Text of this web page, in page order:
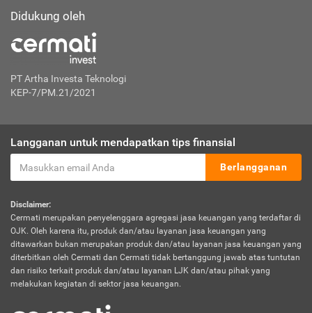
Didukung oleh
PT Artha Investa Teknologi
KEP-7/PM.21/2021
Langganan untuk mendapatkan tips finansial
Berlangganan
Disclaimer:
Cermati merupakan penyelenggara agregasi jasa keuangan yang terdaftar di
OJK. Oleh karena itu, produk dan/atau layanan jasa keuangan yang
ditawarkan bukan merupakan produk dan/atau layanan jasa keuangan yang
diterbitkan oleh Cermati dan Cermati tidak bertanggung jawab atas tuntutan
dan risiko terkait produk dan/atau layanan LJK dan/atau pihak yang
melakukan kegiatan di sektor jasa keuangan.